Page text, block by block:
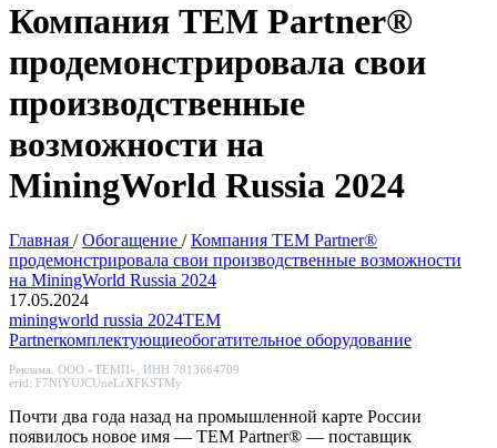
Компания TEM Partner®
продемонстрировала свои
производственные
возможности на
MiningWorld Russia 2024
Главная / Обогащение / Компания TEM Partner®
продемонстрировала свои производственные возможности
на MiningWorld Russia 2024
17.05.2024
miningworld russia 2024TEM
Partnerкомплектующиеобогатительное оборудование
Реклама. ООО «ТЕМП», ИНН 7813664709
erid: F7NfYUJCUneLrXFKSTMy
Почти два года назад на промышленной карте России
появилось новое имя — TEM Partner® — поставщик